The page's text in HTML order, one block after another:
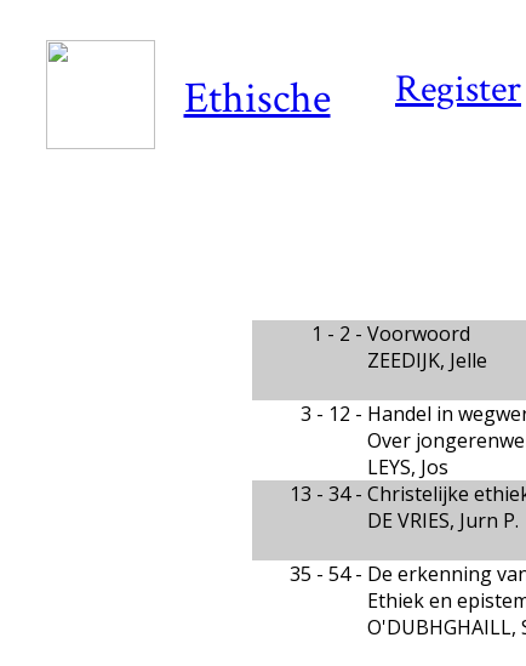
Register
Ethische
1 - 2 - Voorwoord
ZEEDIJK, Jelle
3 - 12 - Handel in
Over
LEYS, Jos
13 - 34 - Christelijke
DE VRIES, Jurn P.
35 - 54 - De erkenning
Ethiek en
O'DUBHGHAILL,